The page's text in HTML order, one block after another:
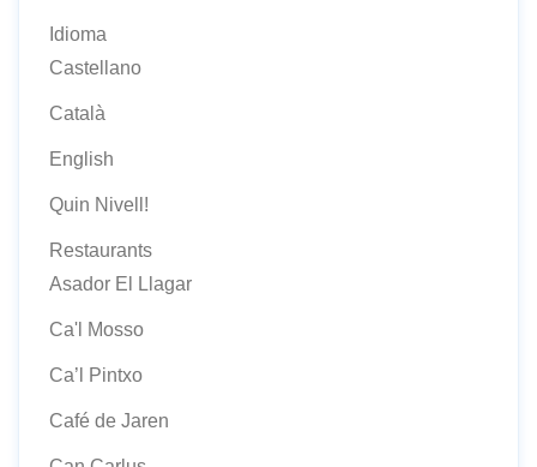
Idioma
Castellano
Català
English
Quin Nivell!
Restaurants
Asador El Llagar
Ca'l Mosso
Ca’l Pintxo
Café de Jaren